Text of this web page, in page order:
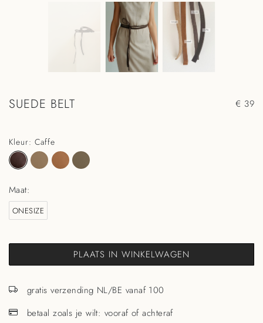
SUEDE BELT € 39
Kleur: Caffe
Maat:
ONESIZE
PLAATS IN WINKELWAGEN
gratis verzending NL/BE vanaf 100
betaal zoals je wilt: vooraf of achteraf